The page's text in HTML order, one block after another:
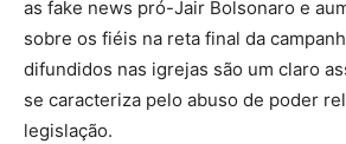
as fake news pró-Jair Bolsonaro e
sobre os fiéis na reta final da
difundidos nas igrejas são um claro
se caracteriza pelo abuso de poder
legislação.